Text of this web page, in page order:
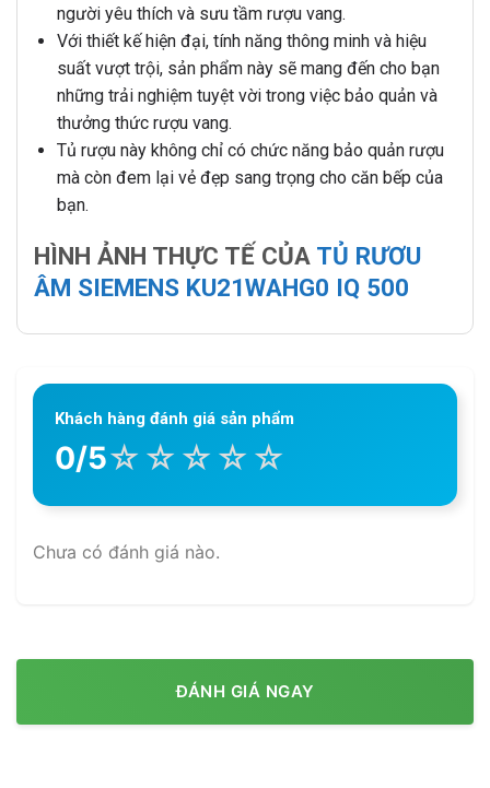
người yêu thích và sưu tầm rượu vang.
Với thiết kế hiện đại, tính năng thông minh và hiệu
suất vượt trội, sản phẩm này sẽ mang đến cho bạn
những trải nghiệm tuyệt vời trong việc bảo quản và
thưởng thức rượu vang.
Tủ rượu này không chỉ có chức năng bảo quản rượu
mà còn đem lại vẻ đẹp sang trọng cho căn bếp của
bạn.
HÌNH ẢNH THỰC TẾ CỦA TỦ RƯƠU
ÂM SIEMENS KU21WAHG0 IQ 500
Khách hàng đánh giá sản phẩm
0/5☆ ☆ ☆ ☆ ☆
Chưa có đánh giá nào.
ĐÁNH GIÁ NGAY